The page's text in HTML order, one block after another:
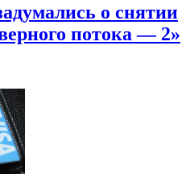
о снятии
потока — 2»